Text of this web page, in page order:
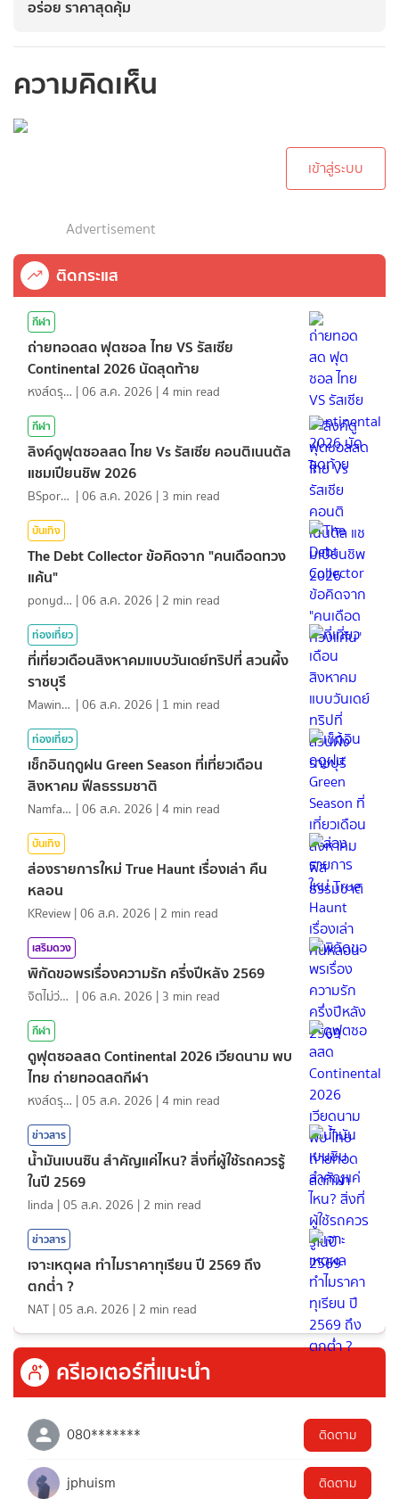
อร่อย ราคาสุดคุ้ม
ความคิดเห็น
เข้าสู่ระบบ
Advertisement
ติดกระแส
กีฬา
ถ่ายทอดสด ฟุตซอล ไทย VS รัสเซีย
Continental 2026 นัดสุดท้าย
หงส์ดรุณ |06 ส.ค. 2026 |4 min read
กีฬา
ลิงค์ดูฟุตซอลสด ไทย Vs รัสเซีย คอนติเนนตัล
แชมเปียนชิพ 2026
BSports8 |06 ส.ค. 2026 | 3 min read
บันเทิง
The Debt Collector ข้อคิดจาก "คนเดือดทวง
แค้น"
ponydiary |06 ส.ค. 2026 | 2 min read
ท่องเที่ยว
ที่เที่ยวเดือนสิงหาคมแบบวันเดย์ทริปที่ สวนผึ้ง
ราชบุรี
MawinMatravel |06 ส.ค. 2026 | 1 min read
ท่องเที่ยว
เช็กอินฤดูฝน Green Season ที่เที่ยวเดือน
สิงหาคม ฟีลธรรมชาติ
NamfahPhupha |06 ส.ค. 2026 |4 min read
บันเทิง
ส่องรายการใหม่ True Haunt เรื่องเล่า คืน
หลอน
KReview |06 ส.ค. 2026 | 2 min read
เสริมดวง
พิกัดขอพรเรื่องความรัก ครึ่งปีหลัง 2569
จิตไม่ว่าง |06 ส.ค. 2026 | 3 min read
กีฬา
ดูฟุตซอลสด Continental 2026 เวียดนาม พบ
ไทย ถ่ายทอดสดกีฬา
หงส์ดรุณ |05 ส.ค. 2026 |4 min read
ข่าวสาร
น้ำมันเบนซิน สำคัญแค่ไหน? สิ่งที่ผู้ใช้รถควรรู้
ในปี 2569
linda |05 ส.ค. 2026 | 2 min read
ข่าวสาร
เจาะเหตุผล ทำไมราคาทุเรียน ปี 2569 ถึง
ตกต่ำ ?
NAT |05 ส.ค. 2026 | 2 min read
ครีเอเตอร์ที่แนะนำ
080******* ติดตาม
jphuism ติดตาม